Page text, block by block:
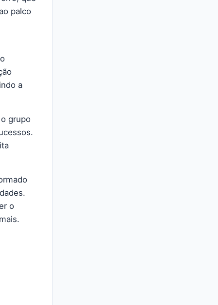
palco
a
grupo
o